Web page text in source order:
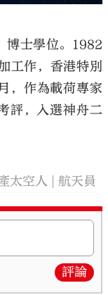
博士學位。1982
工作，香港特別
，作為載荷專家
評，入選神舟二
太空人 航天員
評論